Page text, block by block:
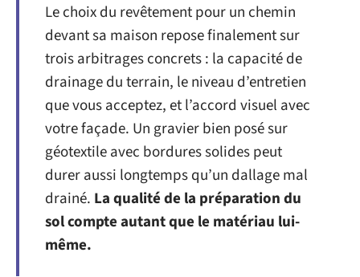
Le choix du revêtement pour un chemin
devant sa maison repose finalement sur
trois arbitrages concrets : la capacité de
drainage du terrain, le niveau d’entretien
que vous acceptez, et l’accord visuel avec
votre façade. Un gravier bien posé sur
géotextile avec bordures solides peut
durer aussi longtemps qu’un dallage mal
drainé. La qualité de la préparation du
sol compte autant que le matériau lui-
même.